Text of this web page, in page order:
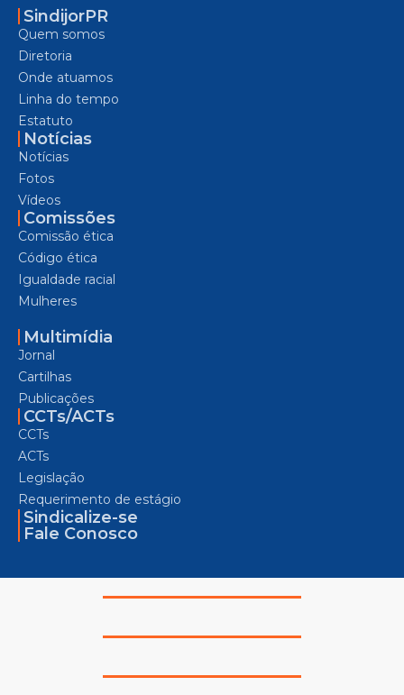
SindijorPR
Quem somos
Diretoria
Onde atuamos
Linha do tempo
Estatuto
Notícias
Notícias
Fotos
Vídeos
Comissões
Comissão ética
Código ética
Igualdade racial
Mulheres
Multimídia
Jornal
Cartilhas
Publicações
CCTs/ACTs
CCTs
ACTs
Legislação
Requerimento de estágio
Sindicalize-se
Fale Conosco